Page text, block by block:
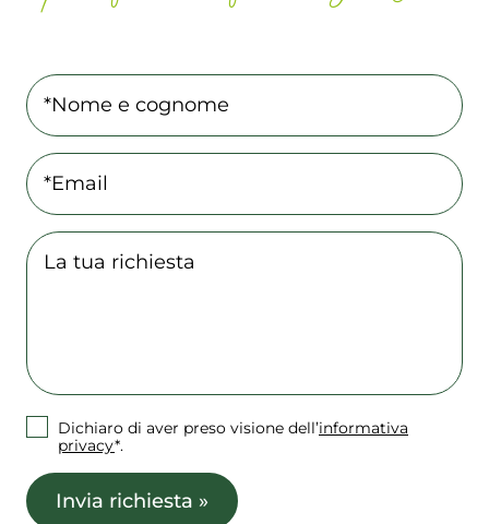
Dichiaro di aver preso visione dell’informativa
privacy*.